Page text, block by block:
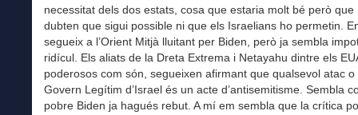
necessitat dels dos estats, cosa que estaria molt bé però que
dubten que sigui possible ni que els Israelians ho permetin.
segueix a l’Orient Mitjà lluitant per Biden, però ja sembla
ridícul. Els aliats de la Dreta Extrema i Netayahu dintre els
poderosos com són, segueixen afirmant que qualsevol atac o
Govern Legítim d’Israel és un acte d’antisemitisme. Sembla
pobre Biden ja hagués rebut. A mí em sembla que la crítica